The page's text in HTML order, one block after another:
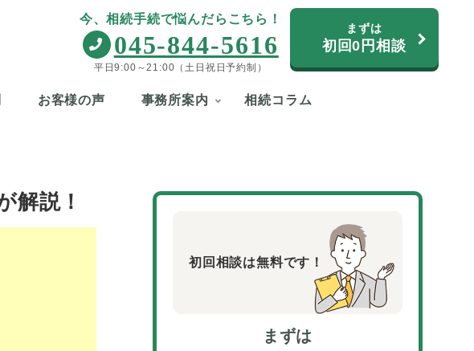
今、相続手続で悩んだらこちら！
045-844-5616
平日9:00～21:00（土日祝日予約制）
まずは
初回0円相談
お客様の声 事務所案内 相続コラム
解説！
初回相談は無料です！
まずは